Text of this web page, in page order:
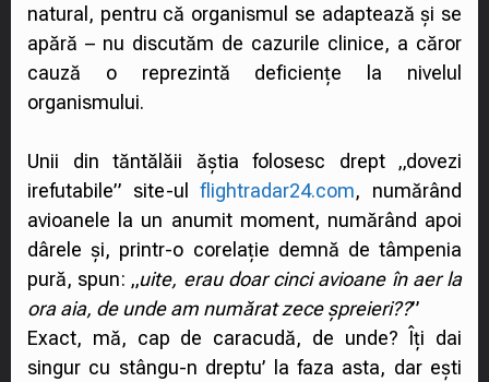
natural, pentru că organismul se adaptează și se
apără – nu discutăm de cazurile clinice, a căror
cauză o reprezintă deficiențe la nivelul
organismului.
Unii din tăntălăii ăștia folosesc drept „dovezi
irefutabile” site-ulflightradar24.com, numărând
avioanele la un anumit moment, numărând apoi
dârele și, printr-o corelație demnă de tâmpenia
pură, spun: „uite, erau doar cinci avioane în aer la
ora aia, de unde am numărat zece șpreieri??”
Exact, mă, cap de caracudă, de unde? Îți dai
singur cu stângu-n dreptu’ la faza asta, dar ești